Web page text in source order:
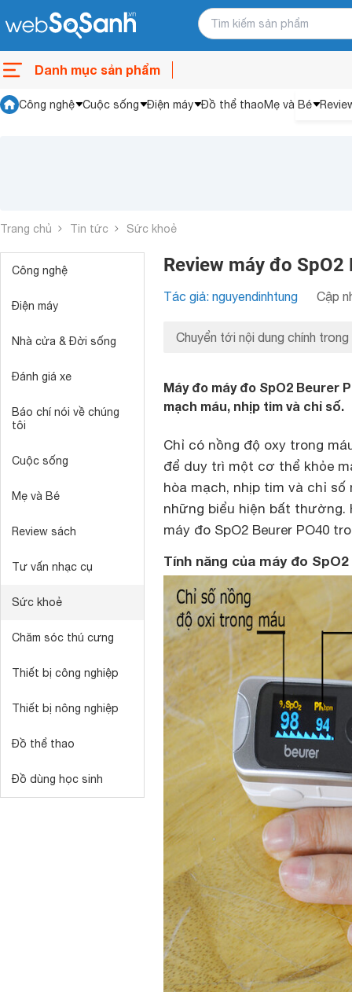
Danh mục sản phẩm
Công nghệ Cuộc sống Điện máy Đồ thể thaoMẹ và Bé
Trang chủ Tin tức Sức khoẻ
Công nghệ
Điện máy
Nhà cửa & Đời sống
Đánh giá xe
Báo chí nói về chúng
tôi
Cuộc sống
Mẹ và Bé
Review sách
Tư vấn nhạc cụ
Sức khoẻ
Chăm sóc thú cưng
Thiết bị công nghiệp
Thiết bị nông nghiệp
Đồ thể thao
Đồ dùng học sinh
Review máy đo SpO2
Tác giả: nguyendinhtung Cập
Chuyển tới nội dung chính trong
Máy đo máy đo SpO2 Beurer
mạch máu, nhịp tim và chỉ số.
Chỉ có nồng độ oxy trong
để duy trì một cơ thể khỏe
hòa mạch, nhịp tim và chỉ
những biểu hiện bất thường.
máy đo SpO2 Beurer PO40
Tính năng của máy đo